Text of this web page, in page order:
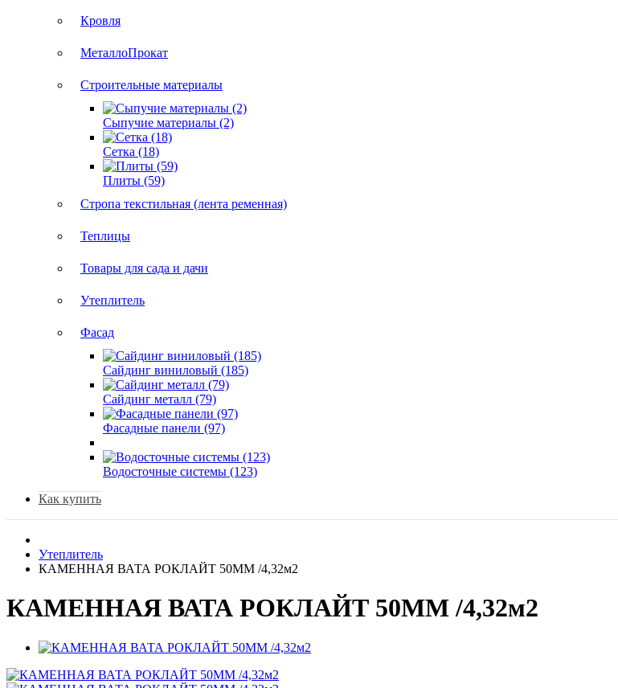
Кровля
МеталлоПрокат
Строительные материалы
Сыпучие материалы (2)
Сетка (18)
Плиты (59)
Стропа текстильная (лента ременная)
Теплицы
Товары для сада и дачи
Утеплитель
Фасад
Сайдинг виниловый (185)
Сайдинг металл (79)
Фасадные панели (97)
Водосточные системы (123)
Как купить
Утеплитель
КАМЕННАЯ ВАТА РОКЛАЙТ 50ММ /4,32м2
КАМЕННАЯ ВАТА РОКЛАЙТ 50ММ /4,32м2